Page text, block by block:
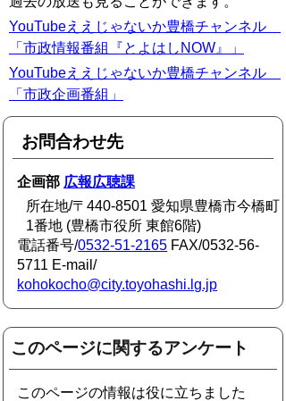
YouTubeええじゃないか豊橋チャンネル
「市政情報番組『とよはしNOW』」
YouTubeええじゃないか豊橋チャンネル
「市政企画番組」
お問合わせ先
企画部 広報広聴課
所在地/〒440-8501 愛知県豊橋市今橋町
1番地 (豊橋市役所 東館6階)
電話番号/0532-51-2165 FAX/0532-56-
5711 E-mail/
kohokocho@city.toyohashi.lg.jp
このページに関するアンケート
このページの情報は役に立ちました